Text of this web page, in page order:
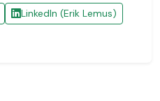
LinkedIn (Erik Lemus)